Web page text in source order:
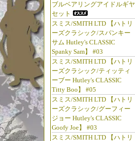
ブルベアリングアイドルギヤ
セット
スミス/SMITH LTD 【ハトリ
ーズクラシック/スパンキー
サム Hutley's CLASSIC
Spanky Sam】 #03
スミス/SMITH LTD 【ハトリ
ーズクラシック/ティッティ
ーブー Hutley's CLASSIC
Titty Boo】 #05
スミス/SMITH LTD 【ハトリ
ーズクラシック/グーフィー
ジョー Hutley's CLASSIC
Goofy Joe】 #03
スミス/SMITH LTD 【ハトリ